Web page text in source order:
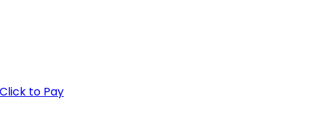
to Pay